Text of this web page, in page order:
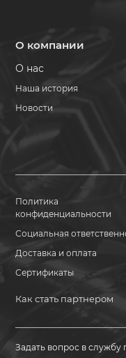
О компании
О нас
Наша история
Новости
Политика
конфиденциальности
Социальная
Доставка и оплата
Сертификаты
Как стать партнером
Задать вопрос в службу